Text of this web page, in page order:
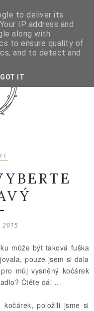
2015
může být taková fuška
pouze jsem si dala
můj vysněný kočárek
Čtěte dál …
položili jsme si
to deliver its
IP address and
along with
to ensure quality of
and to detect and
GOT IT